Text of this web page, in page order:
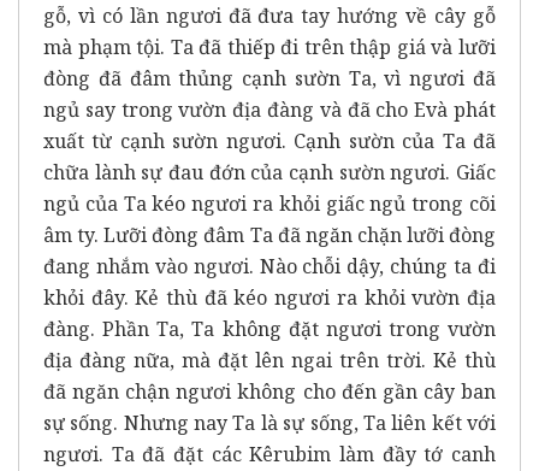
gỗ, vì có lần ngươi đã đưa tay hướng về cây gỗ
mà phạm tội. Ta đã thiếp đi trên thập giá và lưỡi
đòng đã đâm thủng cạnh sườn Ta, vì ngươi đã
ngủ say trong vườn địa đàng và đã cho Evà phát
xuất từ cạnh sườn ngươi. Cạnh sườn của Ta đã
chữa lành sự đau đớn của cạnh sườn ngươi. Giấc
ngủ của Ta kéo ngươi ra khỏi giấc ngủ trong cõi
âm ty. Lưỡi đòng đâm Ta đã ngăn chặn lưỡi đòng
đang nhắm vào ngươi. Nào chỗi dậy, chúng ta đi
khỏi đây. Kẻ thù đã kéo ngươi ra khỏi vườn địa
đàng. Phần Ta, Ta không đặt ngươi trong vườn
địa đàng nữa, mà đặt lên ngai trên trời. Kẻ thù
đã ngăn chận ngươi không cho đến gần cây ban
sự sống. Nhưng nay Ta là sự sống, Ta liên kết với
ngươi. Ta đã đặt các Kêrubim làm đầy tớ canh